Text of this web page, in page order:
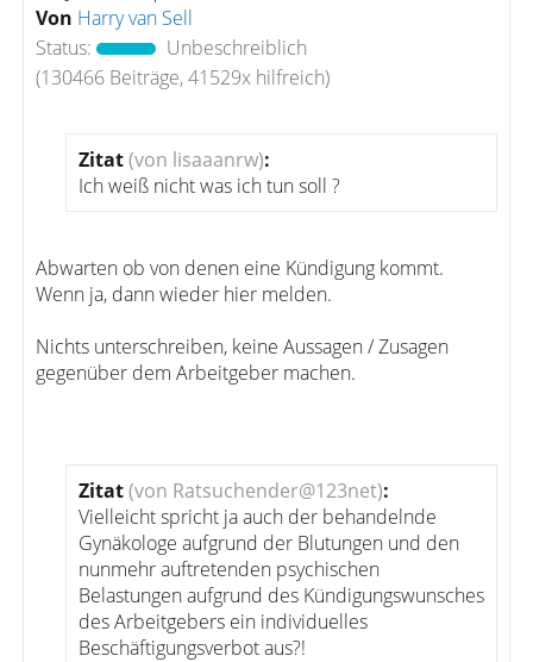
Von Harry van Sell
Status:
Unbeschreiblich
(130466 Beiträge, 41529x hilfreich)
Zitat(von lisaaanrw):
Ich weiß nicht was ich tun soll ?
Abwarten ob von denen eine Kündigung kommt.
Wenn ja, dann wieder hier melden.
Nichts unterschreiben, keine Aussagen / Zusagen
gegenüber dem Arbeitgeber machen.
Zitat(von Ratsuchender@123net):
Vielleicht spricht ja auch der behandelnde
Gynäkologe aufgrund der Blutungen und den
nunmehr auftretenden psychischen
Belastungen aufgrund des Kündigungswunsches
des Arbeitgebers ein individuelles
Beschäftigungsverbot aus?!